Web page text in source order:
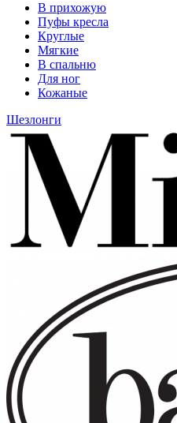
В прихожую
Пуфы кресла
Круглые
Мягкие
В спальню
Для ног
Кожаные
Шезлонги